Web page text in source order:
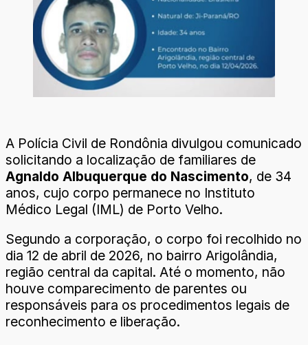
A Polícia Civil de Rondônia divulgou comunicado
solicitando a localização de familiares de
Agnaldo Albuquerque do Nascimento, de 34
anos, cujo corpo permanece no Instituto
Médico Legal (IML) de Porto Velho.
Segundo a corporação, o corpo foi recolhido no
dia 12 de abril de 2026, no bairro Arigolândia,
região central da capital. Até o momento, não
houve comparecimento de parentes ou
responsáveis para os procedimentos legais de
reconhecimento e liberação.